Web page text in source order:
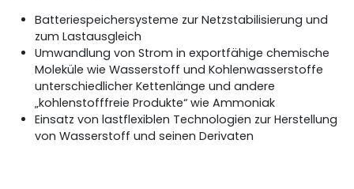
Batteriespeichersysteme zur Netzstabilisierung und
zum Lastausgleich
Umwandlung von Strom in exportfähige chemische
Moleküle wie Wasserstoff und Kohlenwasserstoffe
unterschiedlicher Kettenlänge und andere
„kohlenstofffreie Produkte“ wie Ammoniak
Einsatz von lastflexiblen Technologien zur Herstellung
von Wasserstoff und seinen Derivaten